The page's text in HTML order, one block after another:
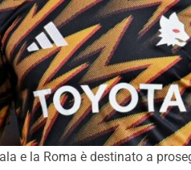
e la Roma è destinato a